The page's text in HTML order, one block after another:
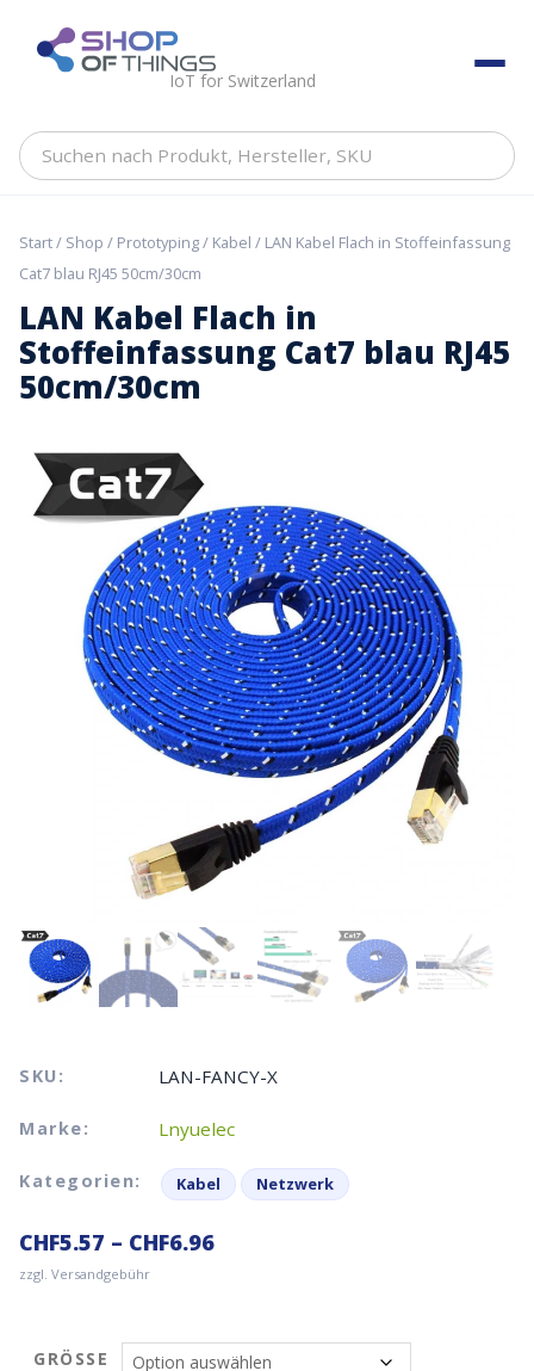
content ShopOfThings
IoT for Switzerland
Suchen
Hersteller,
Start/ Shop / Prototyping/ Kabel / LAN Kabel Flach in Stoffeinfassung
Cat7 blau RJ45 50cm/30cm
LAN Kabel Flach in
Stoffeinfassung Cat7 blau RJ45
50cm/30cm
SKU: LAN-FANCY-X
Marke: Lnyuelec
Kategorien: Kabel Netzwerk
CHF5.57 – CHF6.96
zzgl. Versandgebühr
GRÖSSE